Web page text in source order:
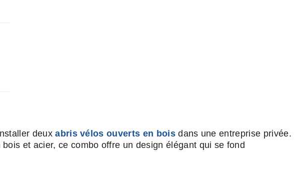
deuxabris vélos ouverts en boisdans une entreprise privée.
bois et acier, ce combo offre un design élégant qui se fond